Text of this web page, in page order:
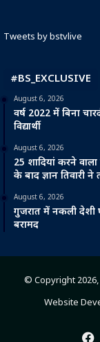
Tweets by bstvlive
#BS_EXCLUSIVE
August 6, 2026
वर्ष 2022 में बिना
विद्यार्थी
August 6, 2026
25 शादियां करने
के बाद ज्ञान तिवारी ने
August 6, 2026
गुजरात में नकली देशी
बरामद
© Copyright 2026,
Website